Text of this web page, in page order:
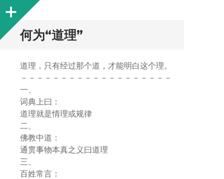
Sidebar
何为“道理”
道理，只有经过那个道，才能明白这个理。
－－－－－－－－－－－－－－－－－－－
一、
词典上曰：
道理就是情理或规律
二、
佛教中道：
通贯事物本真之义曰道理
三、
百姓常言：